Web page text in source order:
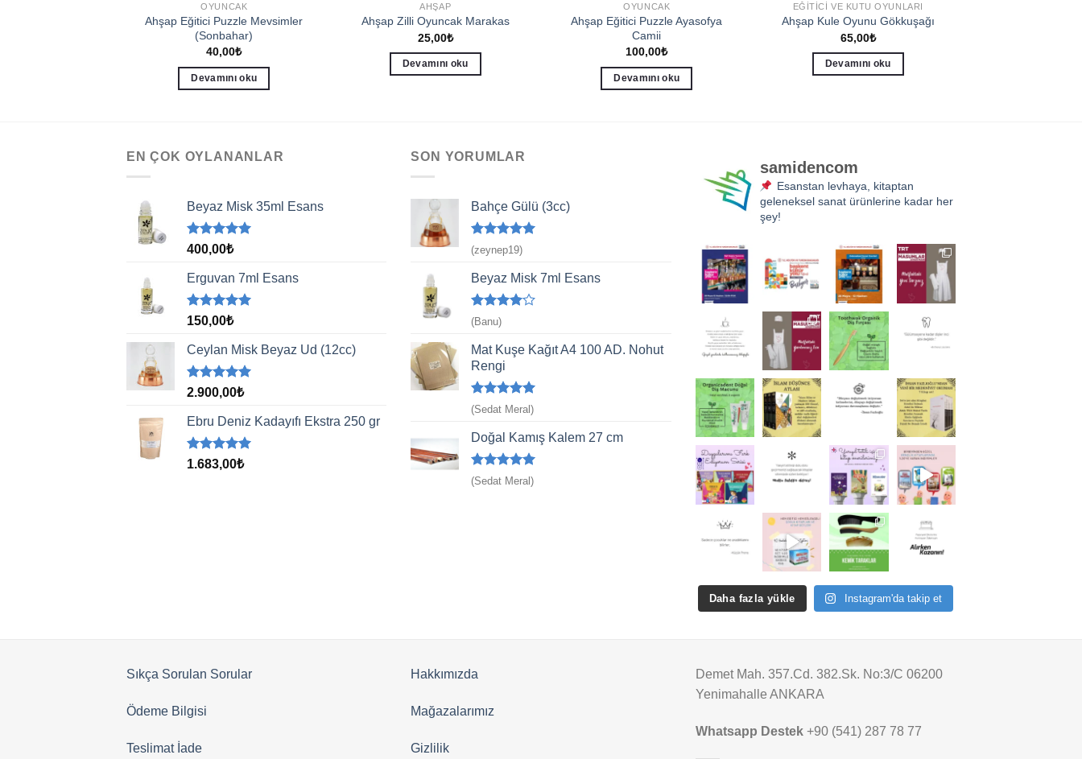
OYUNCAK
Ahşap Eğitici Puzzle Mevsimler
(Sonbahar)
40,00₺
Devamını oku
AHŞAP
Ahşap Zilli Oyuncak Marakas
25,00₺
Devamını oku
OYUNCAK
Ahşap Eğitici Puzzle Ayasofya
Camii
100,00₺
Devamını oku
EĞITICI VE KUTU OYUNLARI
Ahşap Kule Oyunu Gökkuşağı
65,00₺
Devamını oku
EN ÇOK OYLANANLAR
Beyaz Misk 35ml Esans
5 üzerinden
aldı
400,00₺
Erguvan 7ml Esans
5 üzerinden
aldı
150,00₺
Ceylan Misk Beyaz Ud (12cc)
5 üzerinden
aldı
2.900,00₺
Ebru Deniz Kadayıfı Ekstra 250 gr
5 üzerinden
1.683,00₺
SON YORUMLAR
Bahçe Gülü (3cc)
5 üzerinden
5
oy aldı
(zeynep19)
Beyaz Misk 7ml Esans
5
üzerinden
4 oy aldı
(Banu)
Mat Kuşe Kağıt A4 100 AD. Nohut
Rengi
5 üzerinden
5
(Sedat Meral)
Doğal Kamış Kalem 27 cm
5 üzerinden
5
(Sedat Meral)
samidencom
Esanstan levhaya, kitaptan
geleneksel sanat ürünlerine kadar her
şey!
Daha fazla yükle Instagram'da takip et
Sıkça Sorulan Sorular
Ödeme Bilgisi
Teslimat İade
Hakkımızda
Mağazalarımız
Gizlilik
Demet Mah. 357.Cd. 382.Sk. No:3/C 06200
Yenimahalle ANKARA
Whatsapp Destek +90 (541) 287 78 77